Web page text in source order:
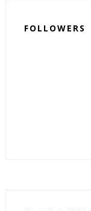
FOLLOWERS